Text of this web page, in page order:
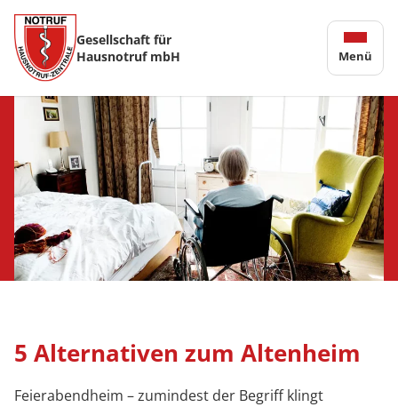
Gesellschaft für
Hausnotruf mbH
Menü
5 Alternativen zum Altenheim
Feierabendheim – zumindest der Begriff klingt